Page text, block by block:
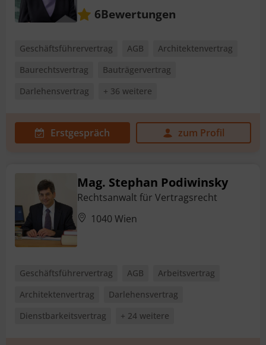
6Bewertungen
Geschäftsführervertrag AGB
Architektenvertrag
Baurechtsvertrag
Bauträgervertrag
Darlehensvertrag
+ 36 weitere
Erstgespräch zum Profil
Mag. Stephan Podiwinsky
Rechtsanwalt für Vertragsrecht
1040 Wien
Geschäftsführervertrag AGB
Arbeitsvertrag
Architektenvertrag
Darlehensvertrag
Dienstbarkeitsvertrag
+ 24 weitere